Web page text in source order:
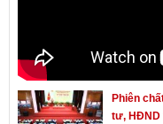
Phiên
tư, HĐND